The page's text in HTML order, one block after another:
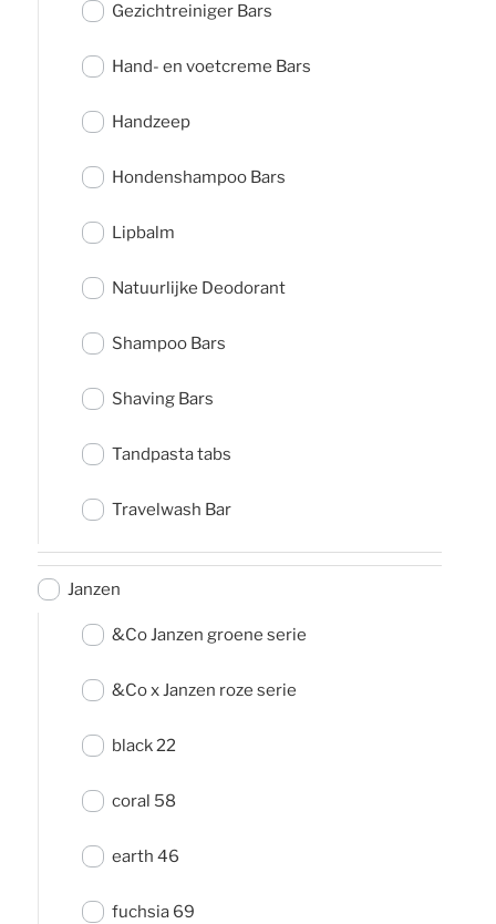
Gezichtreiniger Bars
Hand- en voetcreme Bars
Handzeep
Hondenshampoo Bars
Lipbalm
Natuurlijke Deodorant
Shampoo Bars
Shaving Bars
Tandpasta tabs
Travelwash Bar
Janzen
&Co Janzen groene serie
&Co x Janzen roze serie
black 22
coral 58
earth 46
fuchsia 69